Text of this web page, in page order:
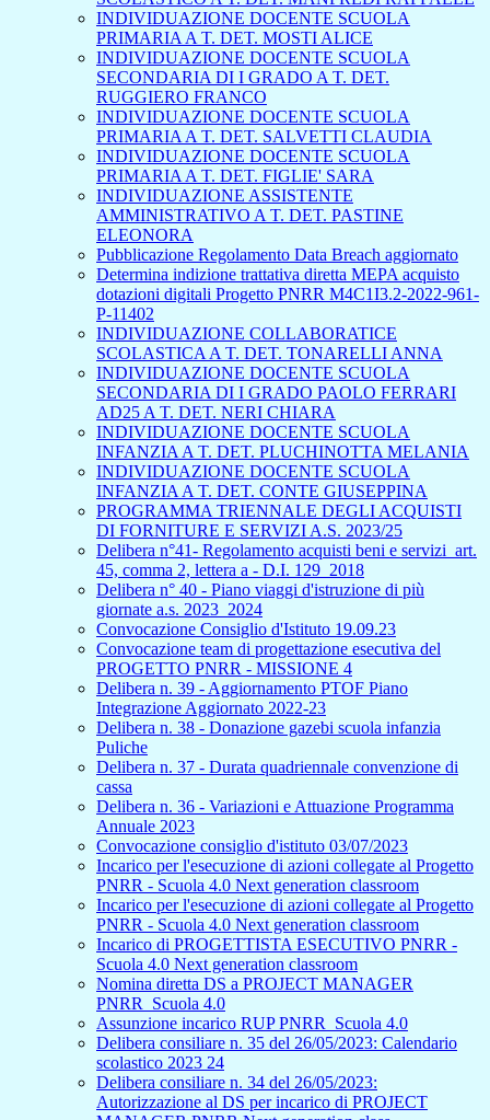
INDIVIDUAZIONE DOCENTE SCUOLA
PRIMARIA A T. DET. MOSTI ALICE
INDIVIDUAZIONE DOCENTE SCUOLA
SECONDARIA DI I GRADO A T. DET.
RUGGIERO FRANCO
INDIVIDUAZIONE DOCENTE SCUOLA
PRIMARIA A T. DET. SALVETTI CLAUDIA
INDIVIDUAZIONE DOCENTE SCUOLA
PRIMARIA A T. DET. FIGLIE' SARA
INDIVIDUAZIONE ASSISTENTE
AMMINISTRATIVO A T. DET. PASTINE
ELEONORA
Pubblicazione Regolamento Data Breach aggiornato
Determina indizione trattativa diretta MEPA acquisto
dotazioni digitali Progetto PNRR M4C1I3.2-2022-961-
P-11402
INDIVIDUAZIONE COLLABORATICE
SCOLASTICA A T. DET. TONARELLI ANNA
INDIVIDUAZIONE DOCENTE SCUOLA
SECONDARIA DI I GRADO PAOLO FERRARI
AD25 A T. DET. NERI CHIARA
INDIVIDUAZIONE DOCENTE SCUOLA
INFANZIA A T. DET. PLUCHINOTTA MELANIA
INDIVIDUAZIONE DOCENTE SCUOLA
INFANZIA A T. DET. CONTE GIUSEPPINA
PROGRAMMA TRIENNALE DEGLI ACQUISTI
DI FORNITURE E SERVIZI A.S. 2023/25
Delibera n°41- Regolamento acquisti beni e servizi_art.
45, comma 2, lettera a - D.I. 129_2018
Delibera n° 40 - Piano viaggi d'istruzione di più
giornate a.s. 2023_2024
Convocazione Consiglio d'Istituto 19.09.23
Convocazione team di progettazione esecutiva del
PROGETTO PNRR - MISSIONE 4
Delibera n. 39 - Aggiornamento PTOF Piano
Integrazione Aggiornato 2022-23
Delibera n. 38 - Donazione gazebi scuola infanzia
Puliche
Delibera n. 37 - Durata quadriennale convenzione di
cassa
Delibera n. 36 - Variazioni e Attuazione Programma
Annuale 2023
Convocazione consiglio d'istituto 03/07/2023
Incarico per l'esecuzione di azioni collegate al Progetto
PNRR - Scuola 4.0 Next generation classroom
Incarico per l'esecuzione di azioni collegate al Progetto
PNRR - Scuola 4.0 Next generation classroom
Incarico di PROGETTISTA ESECUTIVO PNRR -
Scuola 4.0 Next generation classroom
Nomina diretta DS a PROJECT MANAGER
PNRR_Scuola 4.0
Assunzione incarico RUP PNRR_Scuola 4.0
Delibera consiliare n. 35 del 26/05/2023: Calendario
scolastico 2023 24
Delibera consiliare n. 34 del 26/05/2023:
Autorizzazione al DS per incarico di PROJECT